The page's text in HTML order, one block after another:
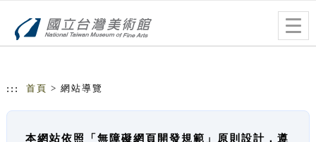
::: 首頁 > 網站導覽
本網站依照「無障礙網頁開發規範」原則設計，遵